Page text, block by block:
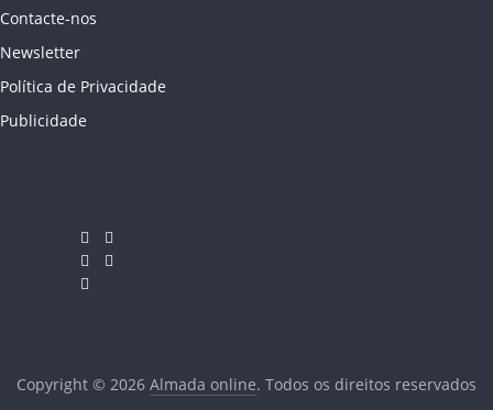
Contacte-nos
Newsletter
Política de Privacidade
Publicidade
Copyright © 2026 Almada online. Todos os direitos reservados